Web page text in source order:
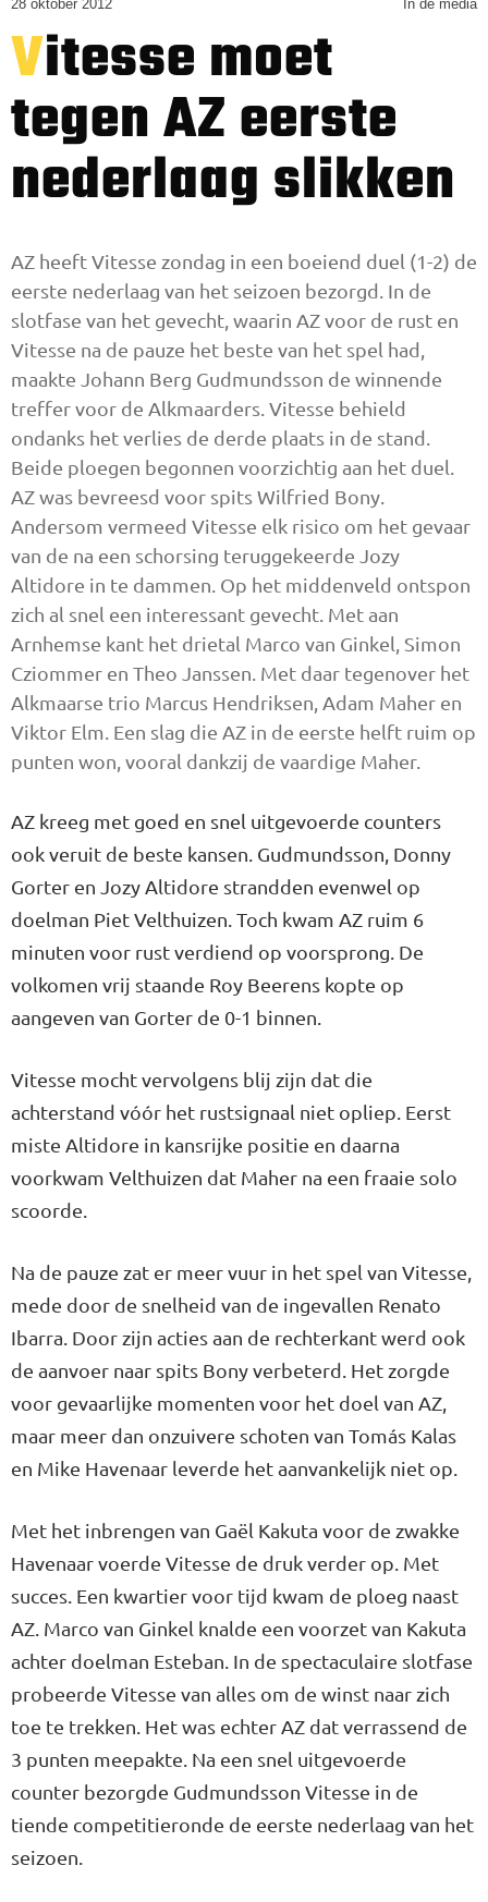
28 oktober 2012 In de media
Vitesse moet
tegen AZ eerste
nederlaag slikken
AZ heeft Vitesse zondag in een boeiend duel (1-2) de
eerste nederlaag van het seizoen bezorgd. In de
slotfase van het gevecht, waarin AZ voor de rust en
Vitesse na de pauze het beste van het spel had,
maakte Johann Berg Gudmundsson de winnende
treffer voor de Alkmaarders. Vitesse behield
ondanks het verlies de derde plaats in de stand.
Beide ploegen begonnen voorzichtig aan het duel.
AZ was bevreesd voor spits Wilfried Bony.
Andersom vermeed Vitesse elk risico om het gevaar
van de na een schorsing teruggekeerde Jozy
Altidore in te dammen. Op het middenveld ontspon
zich al snel een interessant gevecht. Met aan
Arnhemse kant het drietal Marco van Ginkel, Simon
Cziommer en Theo Janssen. Met daar tegenover het
Alkmaarse trio Marcus Hendriksen, Adam Maher en
Viktor Elm. Een slag die AZ in de eerste helft ruim op
punten won, vooral dankzij de vaardige Maher.
AZ kreeg met goed en snel uitgevoerde counters
ook veruit de beste kansen. Gudmundsson, Donny
Gorter en Jozy Altidore strandden evenwel op
doelman Piet Velthuizen. Toch kwam AZ ruim 6
minuten voor rust verdiend op voorsprong. De
volkomen vrij staande Roy Beerens kopte op
aangeven van Gorter de 0-1 binnen.
Vitesse mocht vervolgens blij zijn dat die
achterstand vóór het rustsignaal niet opliep. Eerst
miste Altidore in kansrijke positie en daarna
voorkwam Velthuizen dat Maher na een fraaie solo
scoorde.
Na de pauze zat er meer vuur in het spel van Vitesse,
mede door de snelheid van de ingevallen Renato
Ibarra. Door zijn acties aan de rechterkant werd ook
de aanvoer naar spits Bony verbeterd. Het zorgde
voor gevaarlijke momenten voor het doel van AZ,
maar meer dan onzuivere schoten van Tomás Kalas
en Mike Havenaar leverde het aanvankelijk niet op.
Met het inbrengen van Gaël Kakuta voor de zwakke
Havenaar voerde Vitesse de druk verder op. Met
succes. Een kwartier voor tijd kwam de ploeg naast
AZ. Marco van Ginkel knalde een voorzet van Kakuta
achter doelman Esteban. In de spectaculaire slotfase
probeerde Vitesse van alles om de winst naar zich
toe te trekken. Het was echter AZ dat verrassend de
3 punten meepakte. Na een snel uitgevoerde
counter bezorgde Gudmundsson Vitesse in de
tiende competitieronde de eerste nederlaag van het
seizoen.